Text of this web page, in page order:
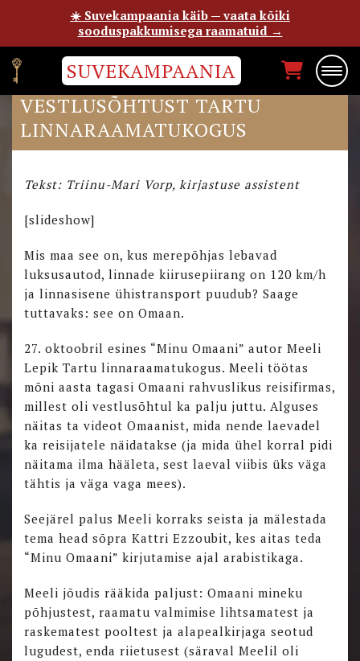
SUVEKAMPAANIA
“MINU OMAANI”
VESTLUSÕHTUST TARTU
LINNARAAMATUKOGUS
Tekst: Triinu-Mari Vorp, kirjastuse assistent
[slideshow]
Mis maa see on, kus merepõhjas lebavad
luksusautod, linnade kiirusepiirang on 120 km/h
ja linnasisene ühistransport puudub? Saage
tuttavaks: see on Omaan.
27. oktoobril esines “Minu Omaani” autor Meeli
Lepik Tartu linnaraamatukogus. Meeli töötas
mõni aasta tagasi Omaani rahvuslikus reisifirmas,
millest oli vestlusõhtul ka palju juttu. Alguses
näitas ta videot Omaanist, mida nende laevadel
ka reisijatele näidatakse (ja mida ühel korral pidi
näitama ilma hääleta, sest laeval viibis üks väga
tähtis ja väga vaga mees).
Seejärel palus Meeli korraks seista ja mälestada
tema head sõpra Kattri Ezzoubit, kes aitas teda
“Minu Omaani” kirjutamise ajal arabistikaga.
Meeli jõudis rääkida paljust: Omaani mineku
põhjustest, raamatu valmimise lihtsamatest ja
raskematest pooltest ja alapealkirjaga seotud
lugudest, enda riietusest (säraval Meelil oli
☀️ Suvekampaania käib — vaata kõiki
sooduspakkumisega raamatuid →